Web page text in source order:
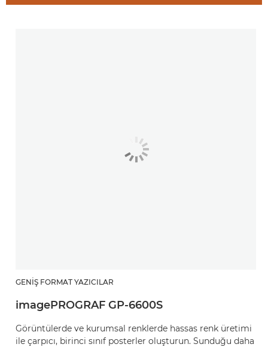
GENIŞ FORMAT YAZICILAR
imagePROGRAF GP-6600S
Görüntülerde ve kurumsal renklerde hassas renk üretimi
ile çarpıcı, birinci sınıf posterler oluşturun. Sunduğu daha